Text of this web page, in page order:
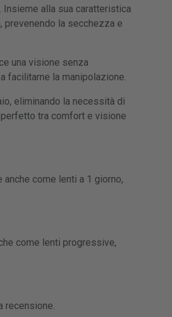
alla sua caratteristica
la secchezza e
una visione senza
facilitarne la manipolazione.
eliminando la necessità di
tra comfort e visione
come lenti a 1 giorno,
come lenti progressive,
recensione.